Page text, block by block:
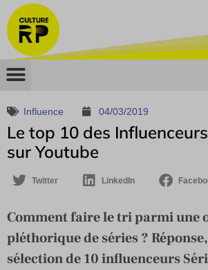
Influence 04/03/2019
Le top 10 des
sur Youtube
Twitter LinkedIn
Comment faire le tri parmi une
pléthorique de séries ?
sélection de 10 influenceurs